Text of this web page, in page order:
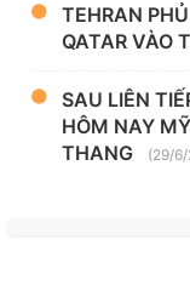
TEHRAN
QATAR VÀO
SAU LIÊN
HÔM NAY
THANG
(29/